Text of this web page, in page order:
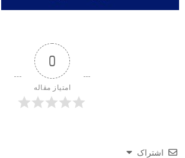
0
امتیاز مقاله
اشتراک